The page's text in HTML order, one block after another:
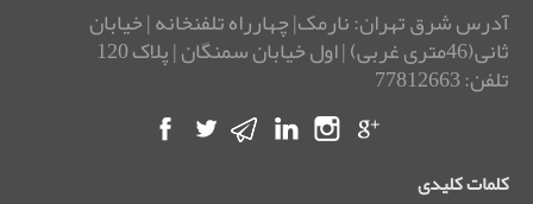
آدرس شرق تهران: نارمک| چهارراه تلفنخانه | خیابان
ثانی(46متری غربی) | اول خیابان سمنگان | پلاک 120
تلفن: 77812663
کلمات کلیدی